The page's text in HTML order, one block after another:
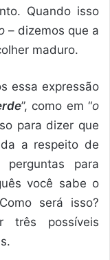
Quando isso
– dizemos que a
maduro.
essa expressão
”, como em “o
para dizer que
a respeito de
para
você sabe o
será isso?
três possíveis